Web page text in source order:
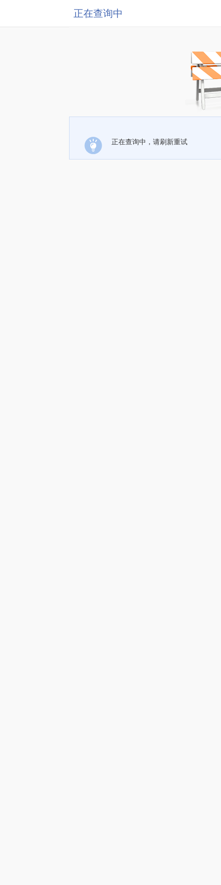
正在查询中
正在查询中，请刷新重试